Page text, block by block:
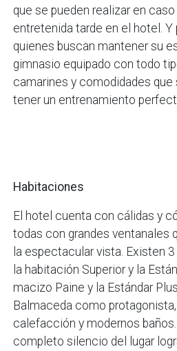
que se pueden realizar en
entretenida tarde en el hotel. Y
quienes buscan mantener su
gimnasio equipado con todo
camarines y comodidades que
tener un entrenamiento
Habitaciones
El hotel cuenta con cálidas y
todas con grandes ventanales
la espectacular vista. Existen
la habitación Superior y la
macizo Paine y la Estándar
Balmaceda como
calefacción y modernos
completo silencio del lugar